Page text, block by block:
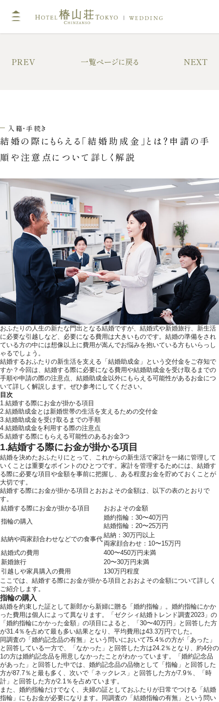
WEDDING
神社挙式
ドレス・和装 プラ
ウエディングレポート
アクセス
ご列席の皆様へ 結
トピックス 結
お問い合わせ・
資料請求
ご成約者様へ
お問合せ ・ 資
ブライダルフ
ホテル椿山
03-
営業時間 11:00〜18:00（土日
定休日 火曜日（祝
〒112-8680 東京都文京
ホテルサイト
入籍・手続き
結婚の際にもらえる「結婚助成金」とは？申請の手
順や注意点について詳しく解説
おふたりの人生の新たな門出となる結婚ですが、結婚式や新婚旅行、新生活
に必要な引越しなど、必要になる費用は大きいものです。結婚の準備をされ
ている方の中には想像以上に費用が嵩んでお悩みを抱いている方もいらっし
ゃるでしょう。
結婚するおふたりの新生活を支える「結婚助成金」という交付金をご存知で
すか？今回は、結婚する際に必要になる費用や結婚助成金を受け取るまでの
手順や申請の際の注意点、結婚助成金以外にもらえる可能性があるお金につ
いて詳しく解説します。ぜひ参考にしてください。
目次
1.結婚する際にお金が掛かる項目
2.結婚助成金とは新婚世帯の生活を支えるための交付金
3.結婚助成金を受け取るまでの手順
4.結婚助成金を利用する際の注意点
5.結婚する際にもらえる可能性のあるお金3つ
1.結婚する際にお金が掛かる項目
結婚を決めたおふたりにとって、これからの新生活で家計を一緒に管理して
いくことは重要なポイントのひとつです。家計を管理するためには、結婚す
る際に必要な項目や金額を事前に把握し、ある程度お金を貯めておくことが
大切です。
結婚する際にお金が掛かる項目とおおよその金額は、以下の表のとおりで
す。
結婚する際にお金が掛かる項目
おおよその金額
指輪の購入
婚約指輪：30〜40万円
結婚指輪：20〜25万円
結納や両家顔合わせなどでの食事代
結納：30万円以上
両家顔合わせ：10〜15万円
結婚式の費用
400〜450万円未満
新婚旅行
20〜30万円未満
引越しや家具購入の費用
130万円程度
ここでは、結婚する際にお金が掛かる項目とおおよその金額について詳しく
ご紹介します。
指輪の購入
結婚を約束した証として新郎から新婦に贈る「婚約指輪」。婚約指輪にかか
った費用は個人によって異なります。「ゼクシィ結婚トレンド調査2023」の
「婚約指輪にかかった金額」の項目によると、「30〜40万円」と回答した方
が31.4％を占めて最も多い結果となり、平均費用は43.3万円でした。
同調査の「婚約記念品の有無」という問いにおいて75.4％の方が「あった」
と回答している一方で、「なかった」と回答した方は24.2％となり、約4分の
1の方は婚約記念品を用意しなかったことがわかっています。「婚約記念品
があった」と回答した中では、婚約記念品の品物として「指輪」と回答した
方が87.7％と最も多く、次いで「ネックレス」と回答した方が7.9％、「時
計」と回答した方が2.1％を占めています。
また、婚約指輪だけでなく、夫婦の証としておふたりが日常でつける「結婚
指輪」にもお金が必要になります。同調査の「結婚指輪の有無」という問い
PREV 一覧ページに戻る NEXT